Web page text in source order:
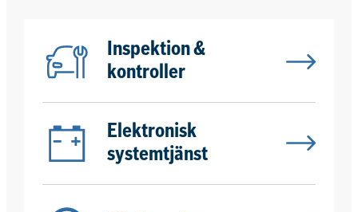
Inspektion &
kontroller
Elektronisk
systemtjänst